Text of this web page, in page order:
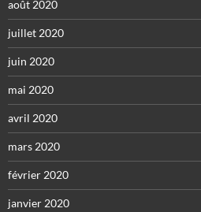
août 2020
juillet 2020
juin 2020
mai 2020
avril 2020
mars 2020
février 2020
janvier 2020